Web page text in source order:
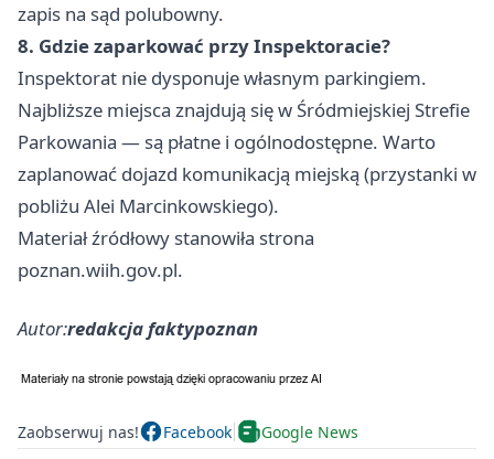
zapis na sąd polubowny.
8. Gdzie zaparkować przy Inspektoracie?
Inspektorat nie dysponuje własnym parkingiem.
Najbliższe miejsca znajdują się w Śródmiejskiej Strefie
Parkowania — są płatne i ogólnodostępne. Warto
zaplanować dojazd komunikacją miejską (przystanki w
pobliżu Alei Marcinkowskiego).
Materiał źródłowy stanowiła strona
poznan.wiih.gov.pl.
Autor:redakcja faktypoznan
Zaobserwuj nas! Facebook Google News